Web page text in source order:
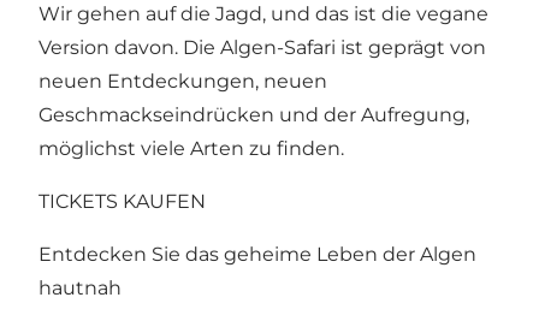
Wir gehen auf die Jagd, und das ist die vegane
Version davon. Die Algen-Safari ist geprägt von
neuen Entdeckungen, neuen
Geschmackseindrücken und der Aufregung,
möglichst viele Arten zu finden.
TICKETS KAUFEN
Entdecken Sie das geheime Leben der Algen
hautnah